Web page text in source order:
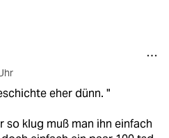
eher dünn. "
so klug muß man ihn einfach